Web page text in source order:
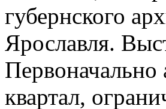
губернского
Ярославля.
Первоначально
квартал,